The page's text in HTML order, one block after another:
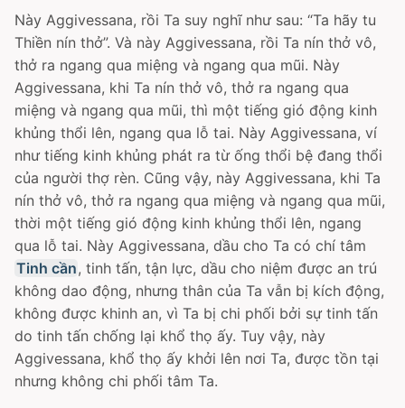
Này Aggivessana, rồi Ta suy nghĩ như sau: “Ta hãy tu
Thiền nín thở”. Và này Aggivessana, rồi Ta nín thở vô,
thở ra ngang qua miệng và ngang qua mũi. Này
Aggivessana, khi Ta nín thở vô, thở ra ngang qua
miệng và ngang qua mũi, thì một tiếng gió động kinh
khủng thổi lên, ngang qua lỗ tai. Này Aggivessana, ví
như tiếng kinh khủng phát ra từ ống thổi bệ đang thổi
của người thợ rèn. Cũng vậy, này Aggivessana, khi Ta
nín thở vô, thở ra ngang qua miệng và ngang qua mũi,
thời một tiếng gió động kinh khủng thổi lên, ngang
qua lỗ tai. Này Aggivessana, dầu cho Ta có chí tâm
Tinh cần, tinh tấn, tận lực, dầu cho niệm được an trú
không dao động, nhưng thân của Ta vẫn bị kích động,
không được khinh an, vì Ta bị chi phối bởi sự tinh tấn
do tinh tấn chống lại khổ thọ ấy. Tuy vậy, này
Aggivessana, khổ thọ ấy khởi lên nơi Ta, được tồn tại
nhưng không chi phối tâm Ta.